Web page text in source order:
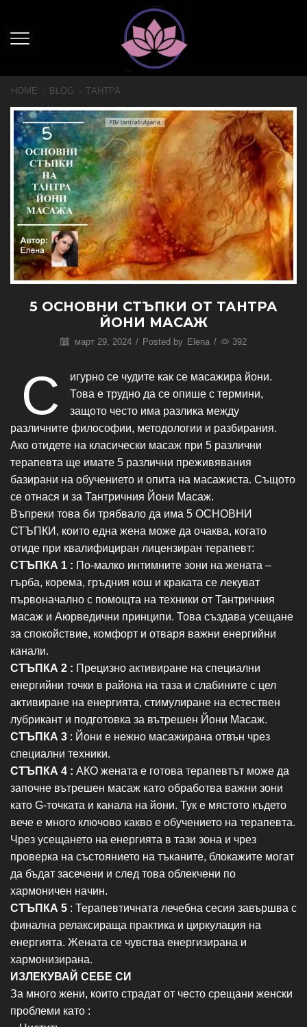
HOME BLOG ТАНТРА
5 ОСНОВНИ СТЪПКИ ОТ ТАНТРА
ЙОНИ МАСАЖ
март 29, 2024 / Posted by Elena / 392
С
игурно се чудите как се масажира йони.
Това е трудно да се опише с термини,
защото често има разлика между
различните философии, методологии и разбирания.
Ако отидете на класически масаж при 5 различни
терапевта ще имате 5 различни преживявания
базирани на обучението и опита на масажиста. Същото
се отнася и за Тантричния Йони Масаж.
Въпреки това би трябвало да има 5 ОСНОВНИ
СТЪПКИ, които една жена може да очаква, когато
отиде при квалифициран лицензиран терапевт:
СТЪПКА 1 : По-малко интимните зони на жената –
гърба, корема, гръдния кош и краката се лекуват
първоначално с помощта на техники от Тантричния
масаж и Аюрведични принципи. Това създава усещане
за спокойствие, комфорт и отваря важни енергийни
канали.
СТЪПКА 2 : Прецизно активиране на специални
енергийни точки в района на таза и слабините с цел
активиране на енергията, стимулиране на естествен
лубрикант и подготовка за вътрешен Йони Масаж.
СТЪПКА 3 : Йони е нежно масажирана отвън чрез
специални техники.
СТЪПКА 4 : АКО жената е готова терапевтът може да
започне вътрешен масаж като обработва важни зони
като G-точката и канала на йони. Тук е мястото където
вече е много ключово какво е обучението на терапевта.
Чрез усещането на енергията в тази зона и чрез
проверка на състоянието на тъканите, блокажите могат
да бъдат засечени и след това облекчени по
хармоничен начин.
СТЪПКА 5 : Терапевтичната лечебна сесия завършва с
финална релаксираща практика и циркулация на
енергията. Жената се чувства енергизирана и
хармонизирана.
ИЗЛЕКУВАЙ СЕБЕ СИ
За много жени, които страдат от често срещани женски
проблеми като :